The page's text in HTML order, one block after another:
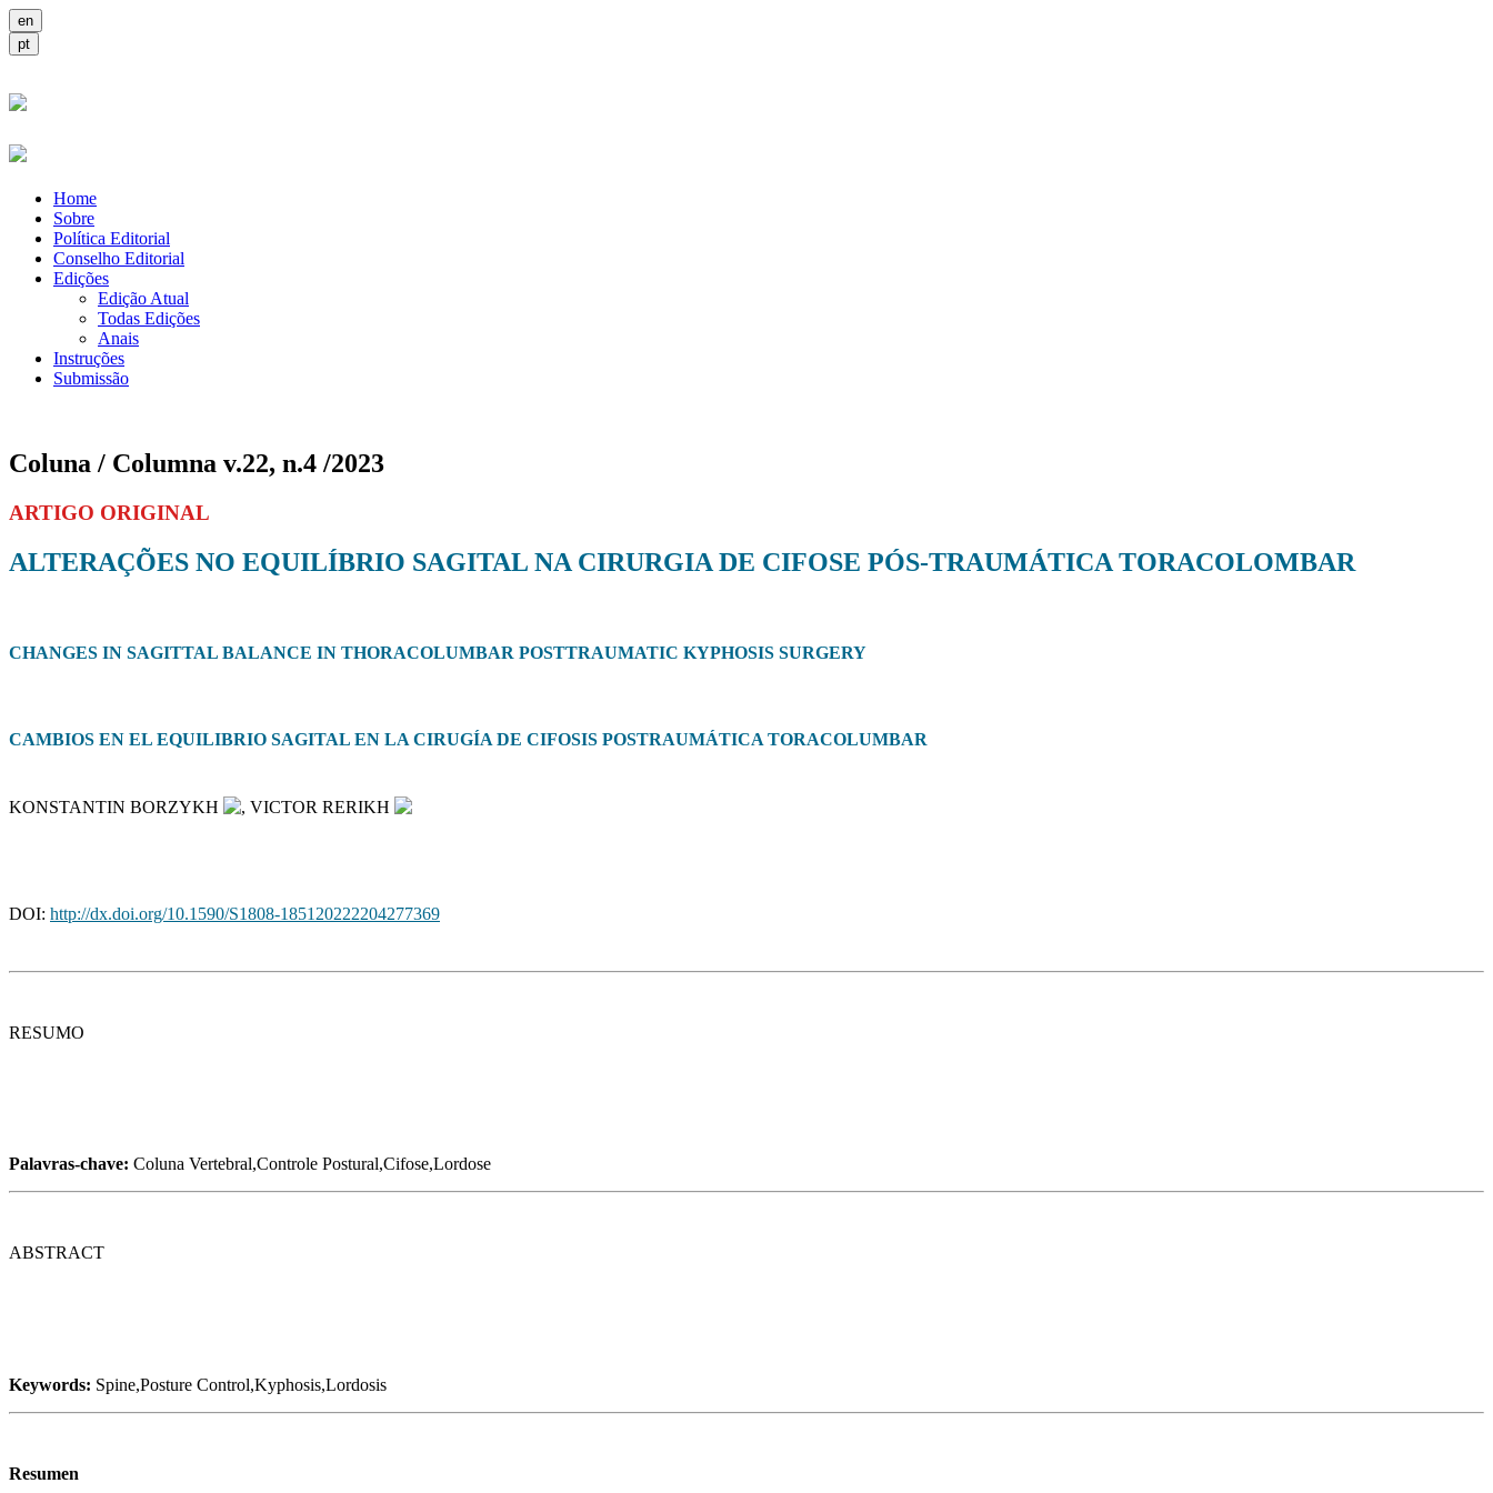
Home
Sobre
Política Editorial
Conselho Editorial
Edições
Edição Atual
Todas Edições
Anais
Instruções
Submissão
Coluna / Columna v.22, n.4 /2023
ARTIGO ORIGINAL
ALTERAÇÕES NO EQUILÍBRIO SAGITAL NA CIRURGIA DE CIFOSE PÓS-TRAUMÁTICA TORACOLOMBAR
CHANGES IN SAGITTAL BALANCE IN THORACOLUMBAR POSTTRAUMATIC KYPHOSIS SURGERY
CAMBIOS EN EL EQUILIBRIO SAGITAL EN LA CIRUGÍA DE CIFOSIS POSTRAUMÁTICA TORACOLUMBAR
KONSTANTIN BORZYKH , VICTOR RERIKH
DOI: http://dx.doi.org/10.1590/S1808-185120222204277369
RESUMO
Palavras-chave: Coluna Vertebral,Controle Postural,Cifose,Lordose
ABSTRACT
Keywords: Spine,Posture Control,Kyphosis,Lordosis
Resumen